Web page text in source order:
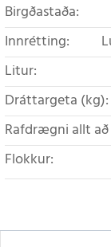
Birgðastaða:
Innrétting:
Litur:
Dráttargeta (kg):
Rafdrægni allt
Flokkur: